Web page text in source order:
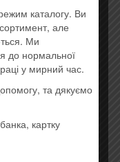
каталогу. Ви
але
Ми
до нормальної
у мирний час.
та дякуємо
картку